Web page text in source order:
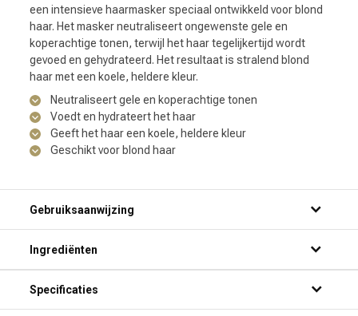
een intensieve haarmasker speciaal ontwikkeld voor blond
haar. Het masker neutraliseert ongewenste gele en
koperachtige tonen, terwijl het haar tegelijkertijd wordt
gevoed en gehydrateerd. Het resultaat is stralend blond
haar met een koele, heldere kleur.
Neutraliseert gele en koperachtige tonen
Voedt en hydrateert het haar
Geeft het haar een koele, heldere kleur
Geschikt voor blond haar
Gebruiksaanwijzing
Ingrediënten
Specificaties